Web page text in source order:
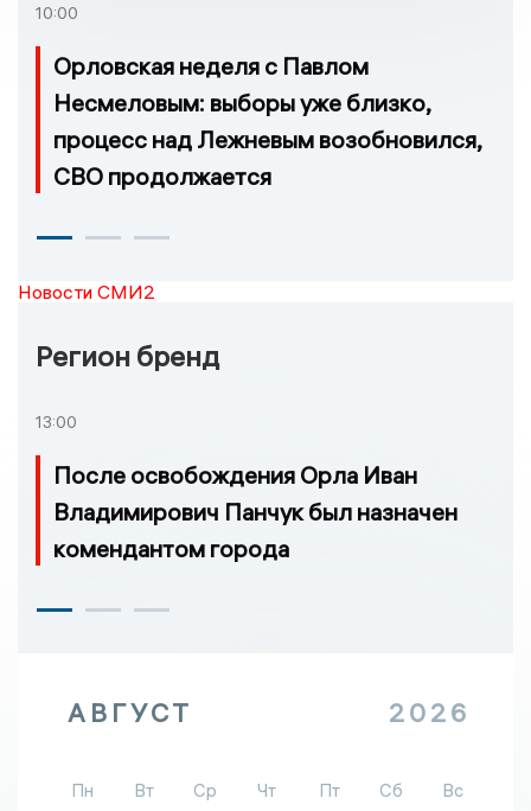
10:00
Орловская неделя с Павлом
Несмеловым: выборы уже близко,
процесс над Лежневым возобновился,
СВО продолжается
Новости СМИ2
Регион бренд
13:00
После освобождения Орла Иван
Владимирович Панчук был назначен
комендантом города
АВГУСТ 2026
Пн Вт Ср Чт Пт Сб
Вс